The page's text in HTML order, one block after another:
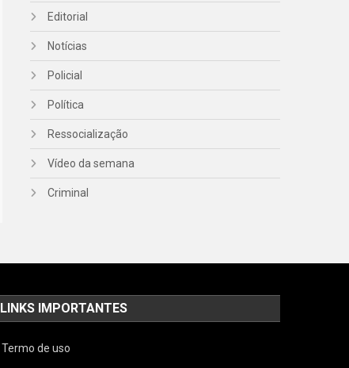
Editorial
Notícias
Policial
Política
Ressocialização
Vídeo da semana
Criminal
LINKS IMPORTANTES
Termo de uso